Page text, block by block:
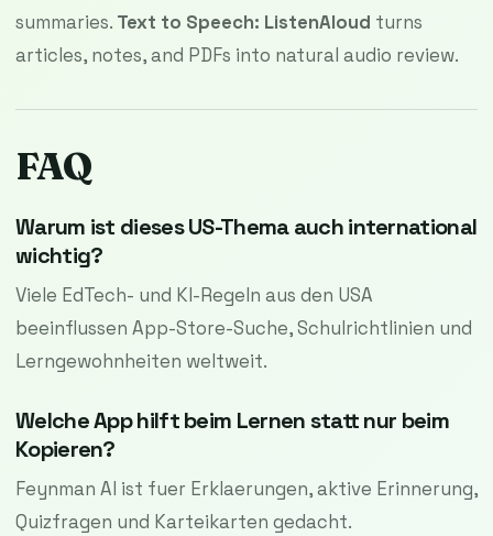
summaries. Text to Speech: ListenAloud turns
articles, notes, and PDFs into natural audio review.
FAQ
Warum ist dieses US-Thema auch international
wichtig?
Viele EdTech- und KI-Regeln aus den USA
beeinflussen App-Store-Suche, Schulrichtlinien und
Lerngewohnheiten weltweit.
Welche App hilft beim Lernen statt nur beim
Kopieren?
Feynman AI ist fuer Erklaerungen, aktive Erinnerung,
Quizfragen und Karteikarten gedacht.